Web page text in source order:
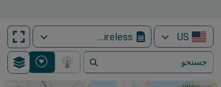
US
Union Wireless